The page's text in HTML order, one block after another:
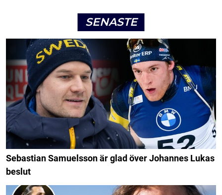
SENASTE
Sebastian Samuelsson är glad över Johannes Lukas
beslut